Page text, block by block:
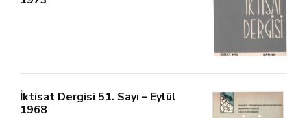
İktisat Dergisi 51. Sayı – Eylül
1968